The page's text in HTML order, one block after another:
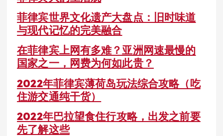
菲律宾世界文化遗产大盘点：旧时味道
与现代记忆的完美融合
在菲律宾上网有多难？亚洲网速最慢的
国家之一，网费为何如此贵？
2022年菲律宾薄荷岛玩法综合攻略（吃
住游交通纯干货）
2022年巴拉望食住行攻略，出发之前要
先了解这些